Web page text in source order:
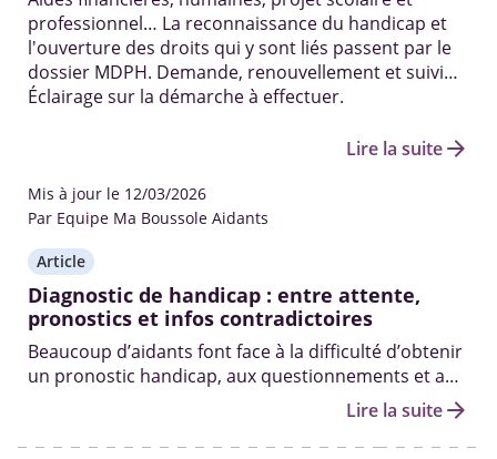
professionnel… La reconnaissance du handicap et
l'ouverture des droits qui y sont liés passent par le
dossier MDPH. Demande, renouvellement et suivi…
Éclairage sur la démarche à effectuer.
Lire la suitearrow_forward
Mis à jour le 12/03/2026
Par Equipe Ma Boussole Aidants
Article
Diagnostic de handicap : entre attente,
pronostics et infos contradictoires
Beaucoup d’aidants font face à la difficulté d’obtenir
un pronostic handicap, aux questionnements et au
Lire la suitearrow_forward